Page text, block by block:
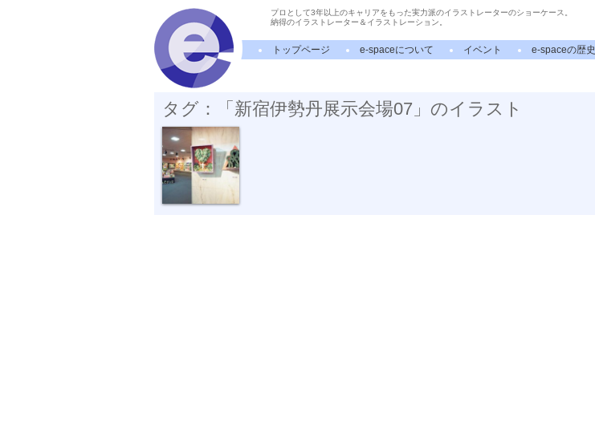
プロとして3年以上のキャリアをもった実力派のイラストレーターのショーケース。
納得のイラストレーター＆イラストレーション。
トップページ e-spaceについて イベント e-spaceの歴史
タグ：「新宿伊勢丹展示会場07」のイラスト
新宿伊勢丹展...